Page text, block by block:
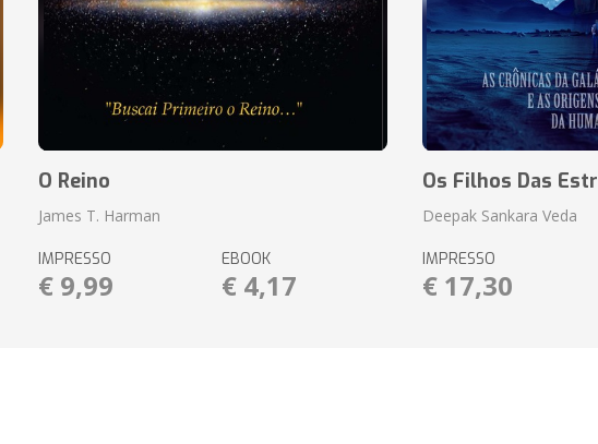
O Reino
James T. Harman
IMPRESSO
€ 9,99
EBOOK
€ 4,17
Os Filhos Das
Deepak Sankara Veda
IMPRESSO
€ 17,30